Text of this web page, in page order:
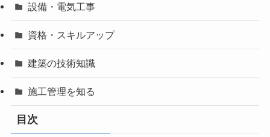
設備・電気工事
資格・スキルアップ
建築の技術知識
施工管理を知る
目次